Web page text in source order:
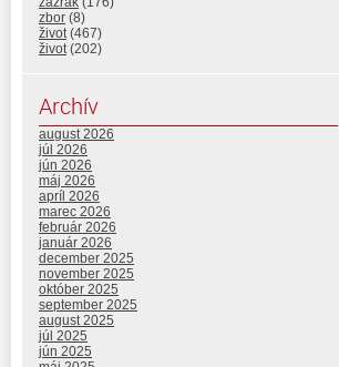
zbor (8)
život(467)
život(202)
Archív
august 2026
júl 2026
jún 2026
máj 2026
apríl 2026
marec 2026
február 2026
január 2026
december 2025
november 2025
október 2025
september 2025
august 2025
júl 2025
jún 2025